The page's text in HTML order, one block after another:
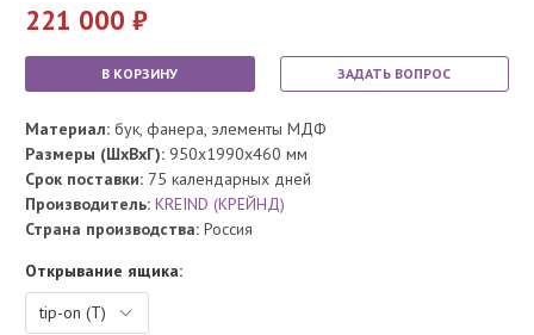
221 000
В КОРЗИНУ ЗАДАТЬ ВОПРОС
Материал: бук, фанера, элементы МДФ
Размеры (ШхВхГ): 950x1990x460 мм
Срок поставки: 75 календарных дней
Производитель: KREIND (КРЕЙНД)
Страна производства: Россия
Открывание ящика: